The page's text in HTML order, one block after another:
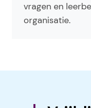
vragen en
organisatie.